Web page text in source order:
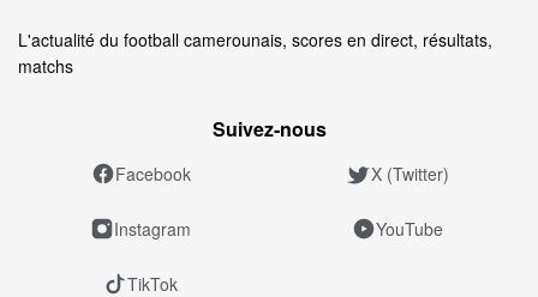
L'actualité du football camerounais, scores en direct, résultats,
matchs
Suivez‑nous
Facebook X (Twitter)
Instagram YouTube
TikTok